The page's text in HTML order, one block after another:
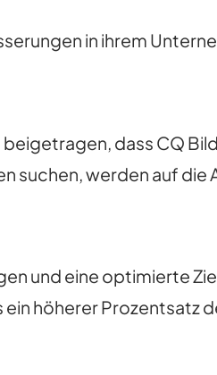
in ihrem
dass CQ
suchen, werden auf die
und eine optimierte
höherer Prozentsatz